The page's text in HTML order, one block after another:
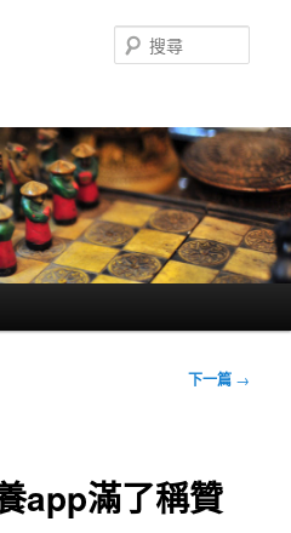
尋
下一篇 →
app滿了稱贊